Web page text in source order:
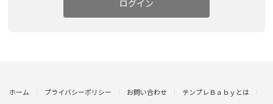
ログイン
ホーム プライバシーポリシー お問い合わせ テンプレＢａｂｙとは